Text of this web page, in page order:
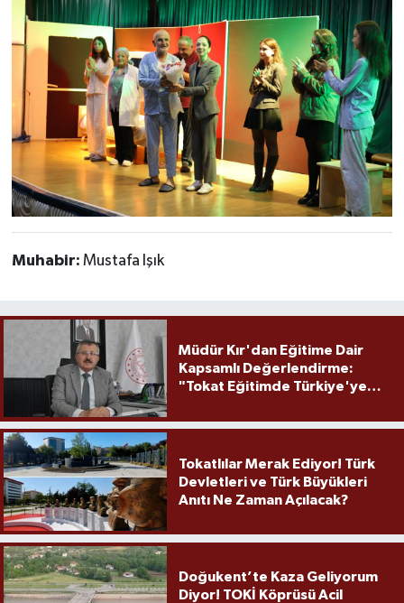
Muhabir: Mustafa Işık
Müdür Kır'dan Eğitime Dair
Kapsamlı Değerlendirme:
"Tokat Eğitimde Türkiye'ye
Tokatlılar Merak Ediyor! Türk
Devletleri ve Türk Büyükleri
Anıtı Ne Zaman Açılacak?
Doğukent’te Kaza Geliyorum
Diyor! TOKİ Köprüsü Acil